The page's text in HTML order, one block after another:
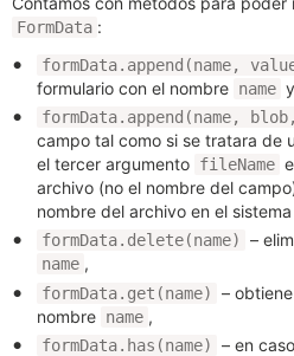
FormData :
formData.append(name,
formulario con el nombre name
formData.append(name,
campo tal como si se tratara de
el tercer argumento fileName
archivo (no el nombre del
nombre del archivo en el
formData.delete(name) –
name ,
formData.get(name)
–
nombre name ,
formData.has(name)
– en